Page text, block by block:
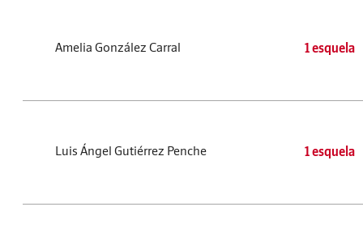
Amelia González Carral 1 esquela
Luis Ángel Gutiérrez Penche 1 esquela